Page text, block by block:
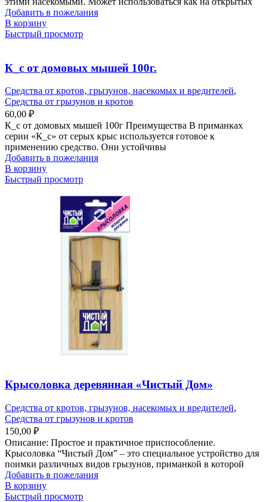
Добавить в пожелания
В корзину
Быстрый просмотр
К_с от домовых мышей 100г.
Средства от кротов, грызунов, насекомых и вредителей,
Средства от грызунов и кротов
60,00 ₽
К_с от домовых мышей 100г Преимущества В приманках
серии «К_с» от серых крыс используется готовое к
применению средство. Они устойчивы
Добавить в пожелания
В корзину
Быстрый просмотр
Крысоловка деревянная «Чистый Дом»
Средства от кротов, грызунов, насекомых и вредителей,
Средства от грызунов и кротов
150,00 ₽
Описание: Простое и практичное приспособление.
Крысоловка “Чистый Дом” – это специальное устройство для
поимки различных видов грызунов, приманкой в которой
Добавить в пожелания
В корзину
Быстрый просмотр